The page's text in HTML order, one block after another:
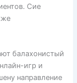
Сие
балахонистый
игр и
направление